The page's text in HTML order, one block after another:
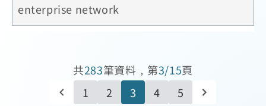
enterprise network
共283筆資料，第3/15頁
1
2 3 4 5